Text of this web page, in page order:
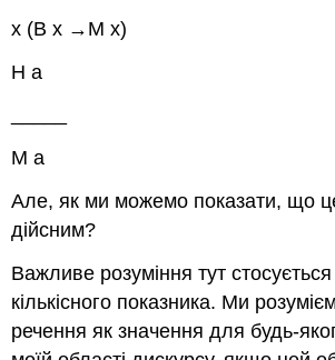
х (В х →М х)
Н а
М а
Але, як ми можемо показати, що
дійсним?
Важливе розуміння тут
кількісного показника. Ми
речення як значення для будь-